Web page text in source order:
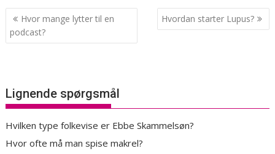
Indlægsnavigation
Hvor mange lytter til en
podcast?
Hvordan starter Lupus?
Lignende spørgsmål
Hvilken type folkevise er Ebbe Skammelsøn?
Hvor ofte må man spise makrel?